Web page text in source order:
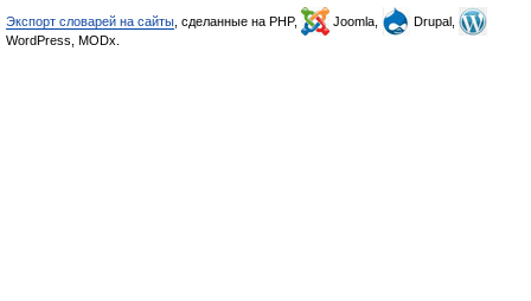
Экспорт словарей на сайты , сделанные на PHP, Joomla,
Drupal,
WordPress, MODx.